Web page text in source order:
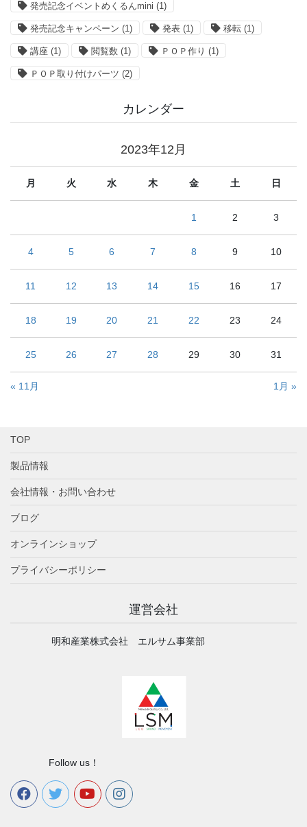
発売記念イベントめくるんmini (1)
発売記念キャンペーン (1) 発表 (1) 移転 (1)
講座 (1) 閲覧数 (1) ＰＯＰ作り (1)
ＰＯＰ取り付けパーツ (2)
カレンダー
2023年12月
月 火 水 木 金 土 日
1 2 3
4 5 6 7 8 9 10
11 12 13 14 15 16 17
18 19 20 21 22 23 24
25 26 27 28 29 30 31
« 11月 1月 »
TOP
製品情報
会社情報・お問い合わせ
ブログ
オンラインショップ
プライバシーポリシー
運営会社
明和産業株式会社 エルサム事業部
Follow us！